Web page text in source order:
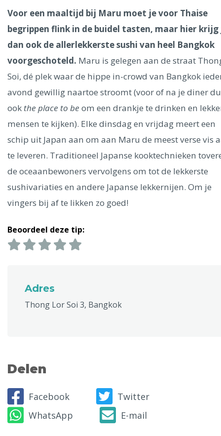
Ålesund
Parijs Tokio Amsterdam Barcelona Dubai
Milaan
Singapore
Rome Berlijn Mechelen Venetië
Florence
Dublin
Hong Kong Wenen Budapest
Alles bekijken
Voor een maaltijd bij Maru moet je voor Thaise
begrippen flink in de buidel tasten, maar hier krijg
dan ook de allerlekkerste sushi van heel Bangkok
voorgeschoteld. Maru is gelegen aan de straat
Soi, dé plek waar de hippe in-crowd van Bangkok
avond gewillig naartoe stroomt (voor of na je diner
ook the place to be om een drankje te drinken en
mensen te kijken). Elke dinsdag en vrijdag meert een
schip uit Japan aan om aan Maru de meest verse vis
te leveren. Traditioneel Japanse kooktechnieken
de oceaanbewoners vervolgens om tot de lekkerste
sushivariaties en andere Japanse lekkernijen. Om je
vingers bij af te likken zo goed!
Beoordeel deze tip:
Adres
Thong Lor Soi 3, Bangkok
Delen
Facebook
Twitter
WhatsApp
E-mail